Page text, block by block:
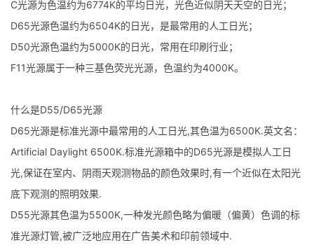
C光源为色温约为6774K的平均日光，光色近似阴天天空的日光；
D65光源色温约为6504K的日光，是最常用的人工日光；
D50光源色温约为5000K的日光，常用在印刷行业；
F11光源属于一种三基色荧光光源，色温约为4000K。
什么是D55/D65光源
D65光源是标准光源中最常用的人工日光,其色温为6500K.英文名：
Artificial Daylight 6500K.标准光源箱中的D65光源是模拟人工日
光,保证在室内、阴雨天观测物品的颜色效果时,有一个近似在太阳光
底下观测的照明效果.
D55光源其色温为5500K,一种发光颜色略为偏暖（偏黄）色调的标
准光源灯管,被广泛地应用在广告美术和印前领域中.